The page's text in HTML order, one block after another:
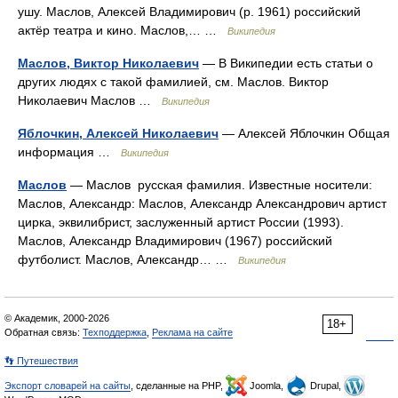
ушу. Маслов, Алексей Владимирович (р. 1961) российский
актёр театра и кино. Маслов,… …
Википедия
Маслов, Виктор Николаевич — В Википедии есть статьи о
других людях с такой фамилией, см. Маслов. Виктор
Николаевич Маслов …
Википедия
Яблочкин, Алексей Николаевич — Алексей Яблочкин Общая
информация …
Википедия
Маслов — Маслов русская фамилия. Известные носители:
Маслов, Александр: Маслов, Александр Александрович артист
цирка, эквилибрист, заслуженный артист России (1993).
Маслов, Александр Владимирович (1967) российский
футболист. Маслов, Александр… …
Википедия
18+
© Академик, 2000-2026
Обратная связь: Техподдержка Реклама на сайте
👣 Путешествия
Экспорт словарей на сайты , сделанные на PHP, Joomla,
Drupal,